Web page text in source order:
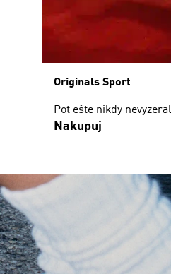
Originals Sport
Pot ešte nikdy
Nakupuj